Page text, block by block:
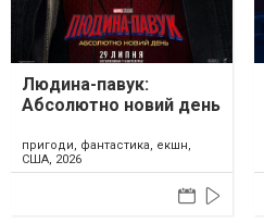
Людина-павук:
Абсолютно новий день
пригоди, фантастика, екшн,
США, 2026